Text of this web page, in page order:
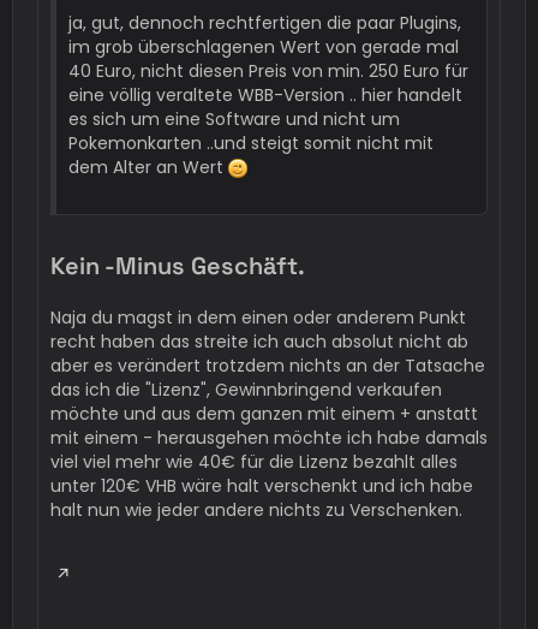
ja, gut, dennoch rechtfertigen die paar Plugins,
im grob überschlagenen Wert von gerade mal
40 Euro, nicht diesen Preis von min. 250 Euro für
eine völlig veraltete WBB-Version .. hier handelt
es sich um eine Software und nicht um
Pokemonkarten ..und steigt somit nicht mit
dem Alter an Wert
Kein -Minus Geschäft.
Naja du magst in dem einen oder anderem Punkt
recht haben das streite ich auch absolut nicht ab
aber es verändert trotzdem nichts an der Tatsache
das ich die "Lizenz", Gewinnbringend verkaufen
möchte und aus dem ganzen mit einem + anstatt
mit einem - herausgehen möchte ich habe damals
viel viel mehr wie 40€ für die Lizenz bezahlt alles
unter 120€ VHB wäre halt verschenkt und ich habe
halt nun wie jeder andere nichts zu Verschenken.